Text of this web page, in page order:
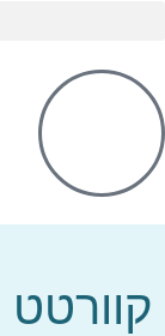
קוורטט